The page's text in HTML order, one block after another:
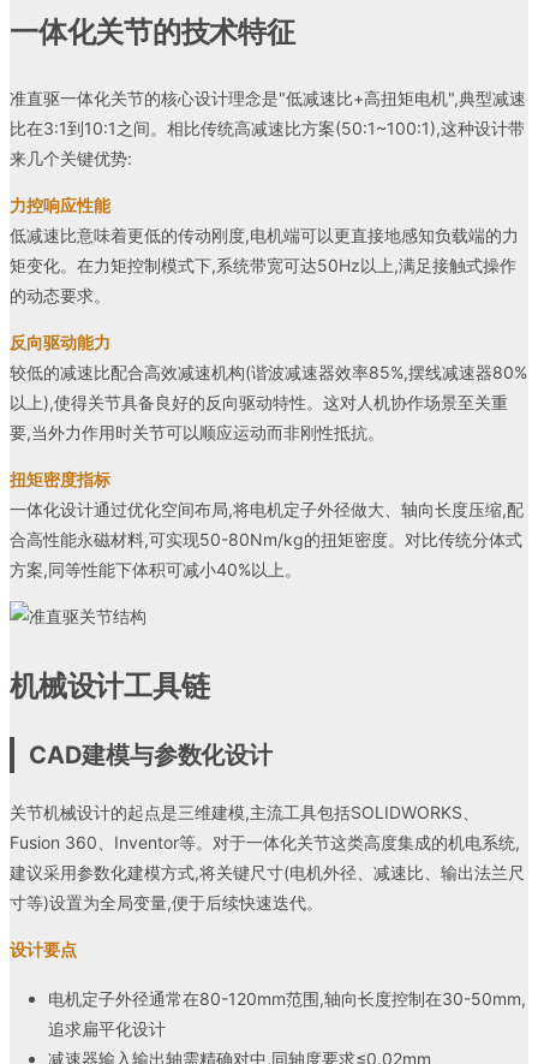
一体化关节的技术特征
准直驱一体化关节的核心设计理念是"低减速比+高扭矩电机",典型减速
比在3:1到10:1之间。相比传统高减速比方案(50:1~100:1),这种设计带
来几个关键优势:
力控响应性能
低减速比意味着更低的传动刚度,电机端可以更直接地感知负载端的力
矩变化。在力矩控制模式下,系统带宽可达50Hz以上,满足接触式操作
的动态要求。
反向驱动能力
较低的减速比配合高效减速机构(谐波减速器效率85%,摆线减速器80%
以上),使得关节具备良好的反向驱动特性。这对人机协作场景至关重
要,当外力作用时关节可以顺应运动而非刚性抵抗。
扭矩密度指标
一体化设计通过优化空间布局,将电机定子外径做大、轴向长度压缩,配
合高性能永磁材料,可实现50-80Nm/kg的扭矩密度。对比传统分体式
方案,同等性能下体积可减小40%以上。
机械设计工具链
CAD建模与参数化设计
关节机械设计的起点是三维建模,主流工具包括SOLIDWORKS、
Fusion 360、Inventor等。对于一体化关节这类高度集成的机电系统,
建议采用参数化建模方式,将关键尺寸(电机外径、减速比、输出法兰尺
寸等)设置为全局变量,便于后续快速迭代。
设计要点
电机定子外径通常在80-120mm范围,轴向长度控制在30-50mm,
追求扁平化设计
减速器输入输出轴需精确对中,同轴度要求≤0.02mm